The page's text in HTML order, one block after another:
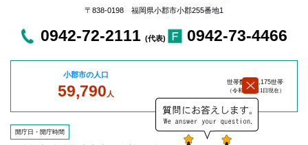
〒838-0198 福岡県小郡市小郡255番地1
0942-72-2111 (代表) 0942-73-4466
小郡市の人口
59,790 人
世帯数：27,175世帯
（令和8年8月1日現在）
開庁日・開庁時間